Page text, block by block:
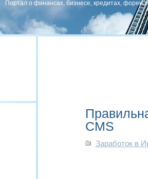
Портал о финансах, бизнесе, кредитах, форексе
CMS
Заработок в